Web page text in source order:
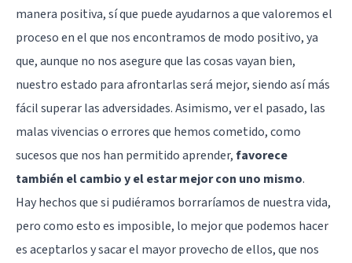
manera positiva, sí que puede ayudarnos a que valoremos el
proceso en el que nos encontramos de modo positivo, ya
que, aunque no nos asegure que las cosas vayan bien,
nuestro estado para afrontarlas será mejor, siendo así más
fácil superar las adversidades. Asimismo, ver el pasado, las
malas vivencias o errores que hemos cometido, como
sucesos que nos han permitido aprender,favorece
también el cambio y el estar mejor con uno mismo.
Hay hechos que si pudiéramos borraríamos de nuestra vida,
pero como esto es imposible, lo mejor que podemos hacer
es aceptarlos y sacar el mayor provecho de ellos, que nos